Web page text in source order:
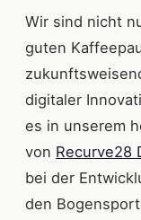
Wir sind nicht
guten
digitaler
es in unserem
von Recurve28
bei der
den